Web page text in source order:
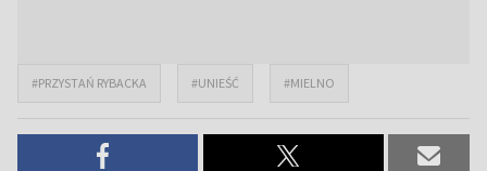
#PRZYSTAŃ RYBACKA #UNIEŚĆ #MIELNO